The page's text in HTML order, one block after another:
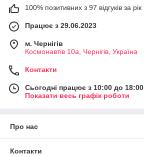
100% позитивних з 97 відгуків за рік
Працює з 29.06.2023
м. Чернігів
Космонавтів 10а, Чернігів, Україна
Контакти
Сьогодні працює з 10:00 до 18:00
Показати весь графік роботи
Про нас
Контакти